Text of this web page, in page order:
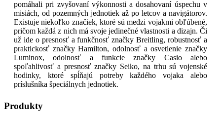
pomáhali pri zvyšovaní výkonnosti a dosahovaní úspechu v
misiách, od pozemných jednotiek až po letcov a navigátorov.
Existuje niekoľko značiek, ktoré sú medzi vojakmi obľúbené,
pričom každá z nich má svoje jedinečné vlastnosti a dizajn. Či
už ide o presnosť a funkčnosť značky Breitling, robustnosť a
praktickosť značky Hamilton, odolnosť a osvetlenie značky
Luminox, odolnosť a funkcie značky Casio alebo
spoľahlivosť a presnosť značky Seiko, na trhu sú vojenské
hodinky, ktoré spĺňajú potreby každého vojaka alebo
príslušníka špeciálnych jednotiek.
Produkty